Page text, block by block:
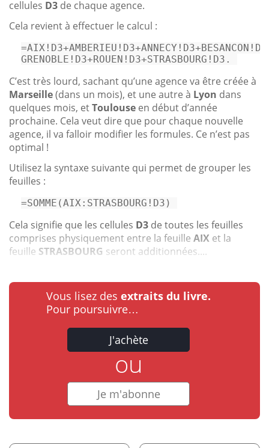
cellules D3 de chaque agence.
Cela revient à effectuer le calcul :
GRENOBLE!D3+ROUEN!D3+STRASBOURG!D3.
C’est très lourd, sachant qu’une agence va être créée à
Marseille(dans un mois), et une autre à Lyon dans
quelques mois, etToulouse en début d’année
prochaine. Cela veut dire que pour chaque nouvelle
agence, il va falloir modifier les formules. Ce n’est pas
optimal !
Utilisez la syntaxe suivante qui permet de grouper les
feuilles :
=SOMME (AIX :STRASBOURG!D3 )
Cela signifie que les cellules D3 de toutes les feuilles
comprises physiquement entre la feuille AIX et la
feuille STRASBOURG seront additionnées....
Vous lisez des extraits du livre.
Pour poursuivre…
J'achète
ou
Je m'abonne